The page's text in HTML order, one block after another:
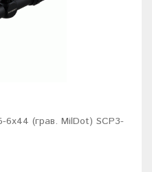
6x44 (грав. MilDot) SCP3-